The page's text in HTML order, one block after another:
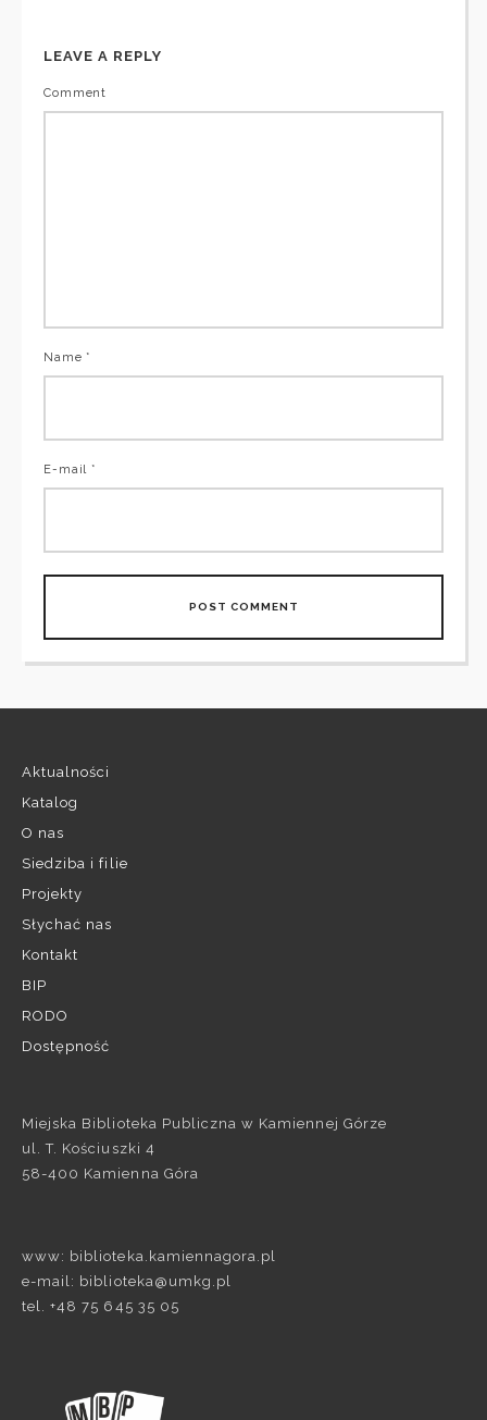
LEAVE A REPLY
Comment
Name *
E-mail *
Aktualności
Katalog
O nas
Siedziba i filie
Projekty
Słychać nas
Kontakt
BIP
RODO
Dostępność
Miejska Biblioteka Publiczna w Kamiennej Górze
ul. T. Kościuszki 4
58-400 Kamienna Góra
www: biblioteka.kamiennagora.pl
e-mail: biblioteka@umkg.pl
tel. +48 75 645 35 05